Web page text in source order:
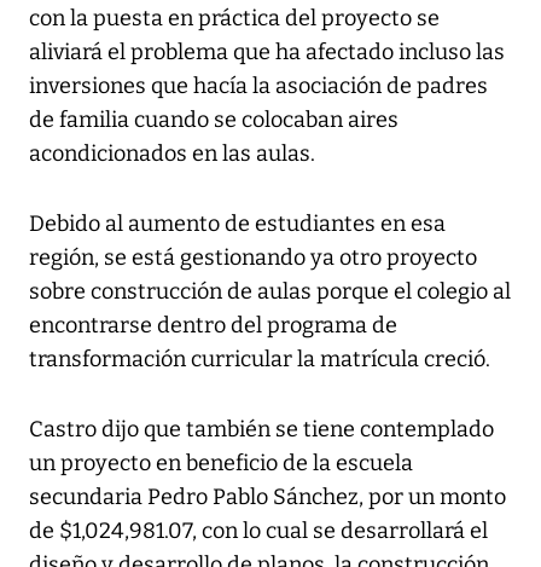
con la puesta en práctica del proyecto se
aliviará el problema que ha afectado incluso las
inversiones que hacía la asociación de padres
de familia cuando se colocaban aires
acondicionados en las aulas.
Debido al aumento de estudiantes en esa
región, se está gestionando ya otro proyecto
sobre construcción de aulas porque el colegio al
encontrarse dentro del programa de
transformación curricular la matrícula creció.
Castro dijo que también se tiene contemplado
un proyecto en beneficio de la escuela
secundaria Pedro Pablo Sánchez, por un monto
de $1,024,981.07, con lo cual se desarrollará el